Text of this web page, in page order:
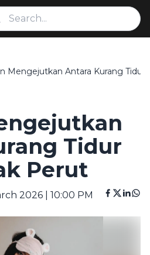
Mengejutkan Antara Kurang
Tidur
Perut
2026 | 10:00 PM